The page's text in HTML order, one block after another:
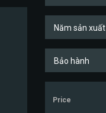
Năm sản xuất
Bảo hành
Price